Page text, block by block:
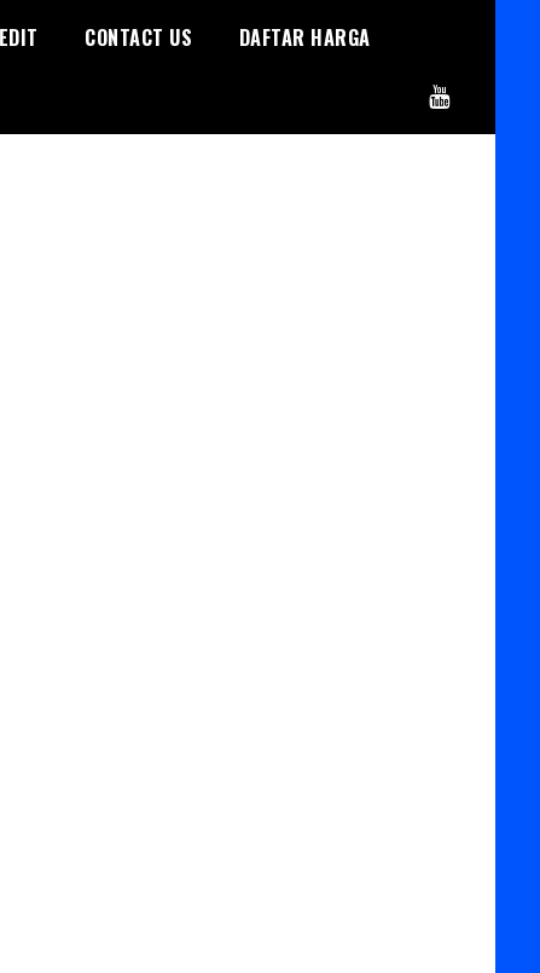
CONTACT US
DAFTAR HARGA